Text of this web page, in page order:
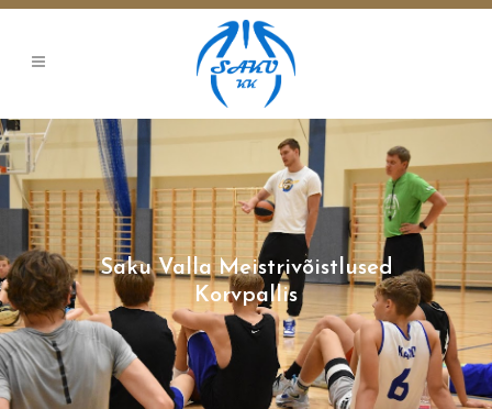
Saku Valla Meistrivõistlused
Korvpallis